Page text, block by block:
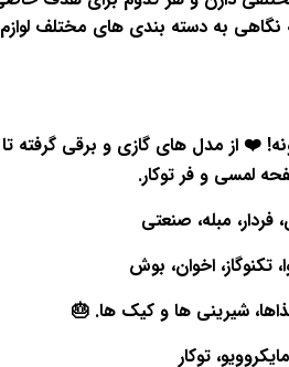
به دسته بندی های مختلف لوازم
❤️ از مدل های گازی و برقی گرفته تا
لمسی و فر توکار.
فردار، مبله، صنعتی
تکنوگاز، اخوان، بوش
شیرینی ها و کیک ها. 🎂
توکار